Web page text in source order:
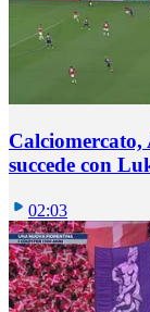
Calciomercato,
succede con
02:03